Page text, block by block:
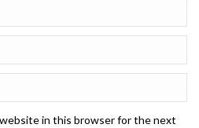
website in this browser for the next